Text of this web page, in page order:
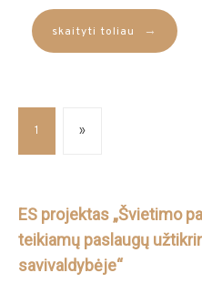
skaityti toliau →
1 »
ES projektas „Švietimo
teikiamų paslaugų
savivaldybėje“